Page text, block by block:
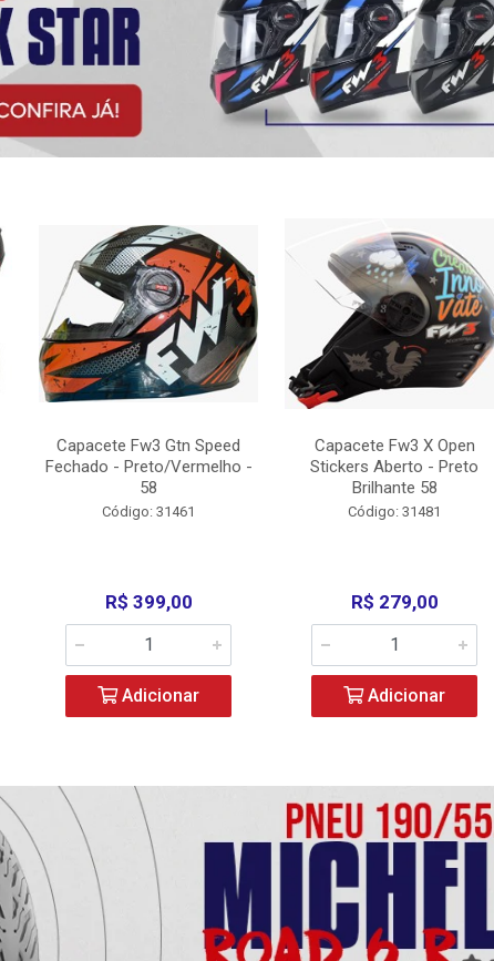
Capacete Fw3 Gtn Speed
Fechado - Preto/Vermelho -
58
Código: 31461
R$ 399,00
Adicionar
Capacete Fw3 X Open
Stickers Aberto - Preto
Brilhante 58
Código: 31481
R$ 279,00
Adicionar